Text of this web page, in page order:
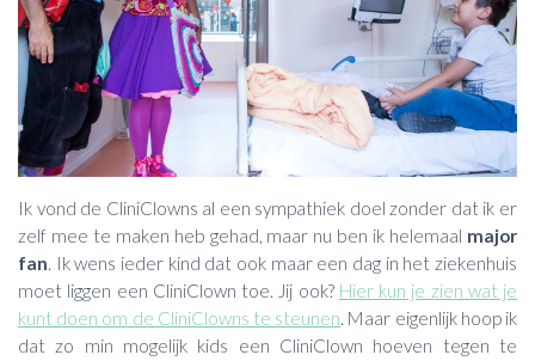
Ik vond de CliniClowns al een sympathiek doel zonder dat ik er
zelf mee te maken heb gehad, maar nu ben ik helemaal major
fan. Ik wens ieder kind dat ook maar een dag in het ziekenhuis
moet liggen een CliniClown toe. Jij ook? Hier kun je zien wat je
kunt doen om de CliniClowns te steunen. Maar eigenlijk hoop ik
dat zo min mogelijk kids een CliniClown hoeven tegen te